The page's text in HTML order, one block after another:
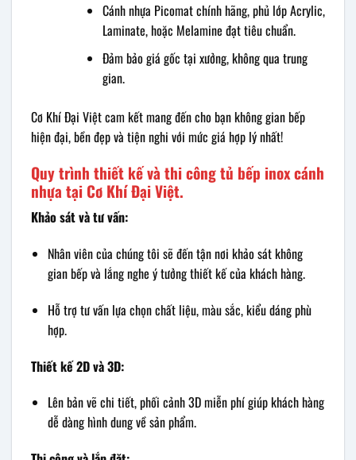
Cánh nhựa Picomat chính hãng, phủ lớp Acrylic,
Laminate, hoặc Melamine đạt tiêu chuẩn.
Đảm bảo giá gốc tại xưởng, không qua trung
gian.
Cơ Khí Đại Việt cam kết mang đến cho bạn không gian bếp
hiện đại, bền đẹp và tiện nghi với mức giá hợp lý nhất!
Quy trình thiết kế và thi công tủ bếp inox cánh
nhựa tại Cơ Khí Đại Việt.
Khảo sát và tư vấn:
Nhân viên của chúng tôi sẽ đến tận nơi khảo sát không
gian bếp và lắng nghe ý tưởng thiết kế của khách hàng.
Hỗ trợ tư vấn lựa chọn chất liệu, màu sắc, kiểu dáng phù
hợp.
Thiết kế 2D và 3D:
Lên bản vẽ chi tiết, phối cảnh 3D miễn phí giúp khách hàng
dễ dàng hình dung về sản phẩm.